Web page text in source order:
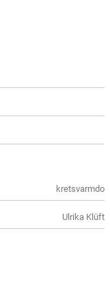
kretsvarmdo
Ulrika Klüft